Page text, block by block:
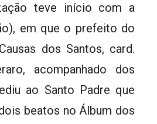
teve início com a
em que o prefeito do
dos Santos, card.
acompanhado dos
ao Santo Padre que
beatos no Álbum dos